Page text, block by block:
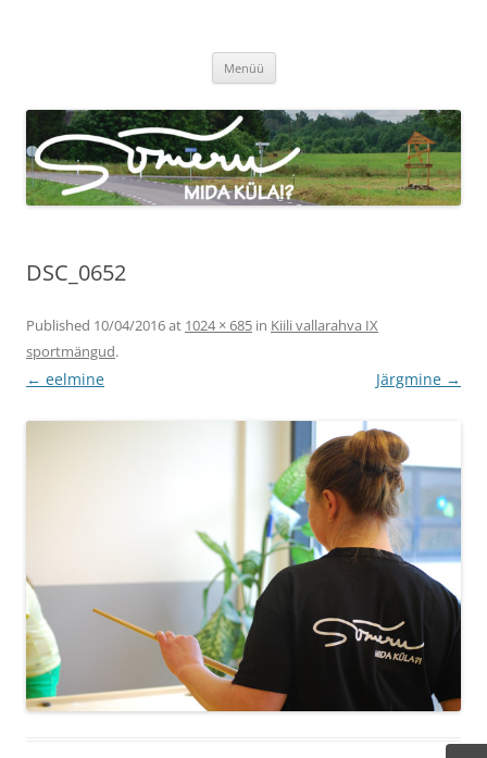
Menüü Liigu
juurde
DSC_0652
Published 10/04/2016at 1024 × 685 in Kiili vallarahva IX
sportmängud.
← eelmine Järgmine →